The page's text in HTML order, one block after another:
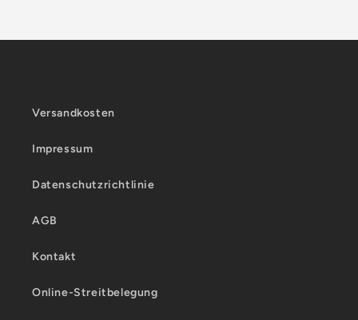
Versandkosten
Impressum
Datenschutzrichtlinie
AGB
Kontakt
Online-Streitbelegung